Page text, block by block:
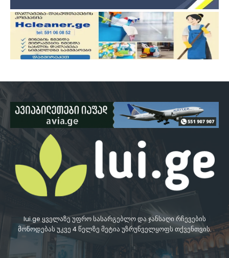
lui.ge ყველაზე უფრო სასარგებლო და ჯანსაღი რჩევების
მოწოდებას უკვე 4 წელზე მეტია უზრუნველყოფს თქვენთვის.